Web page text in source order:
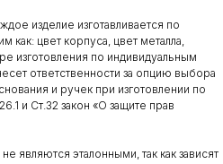
изделие изготавливается по
как: цвет корпуса, цвет металла,
изготовления по индивидуальным
ответственности за опцию выбора
и ручек при изготовлении по
и Ст.32 закон «О защите прав
являются эталонными, так как зависят